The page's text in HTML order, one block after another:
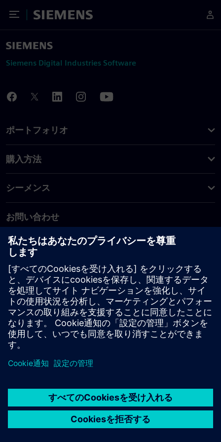
Toggle Menu
Siemens
Siemens Digital Industries Software
ポートフォリオ
購入方法
シーメンス
お問い合わせ
PLM製品のお問い合わせ
EDA製品のお問い合わせ
世界各地の事業拠点
サポート・センター
ご意見・ご要望
違法コピーの連絡先
© Siemens2026
タル・ミレニアム著作権法 (DMCA)
内部通報